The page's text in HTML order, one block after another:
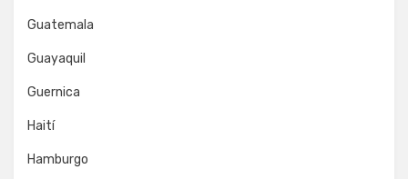
Guatemala
Guayaquil
Guernica
Haití
Hamburgo